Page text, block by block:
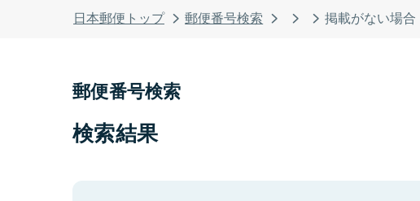
日本郵便トップ 郵便番号検索 掲載がない場合
郵便番号検索
検索結果